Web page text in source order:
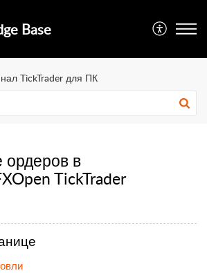
Base
TickTrader для ПК
в
TickTrader